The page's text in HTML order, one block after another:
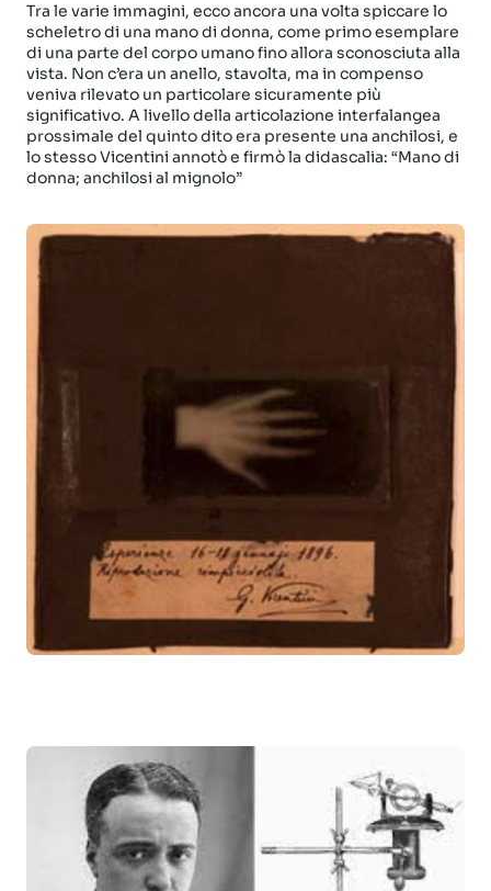
Tra le varie immagini, ecco ancora una volta spiccare lo
scheletro di una mano di donna, come primo esemplare
di una parte del corpo umano fino allora sconosciuta alla
vista. Non c’era un anello, stavolta, ma in compenso
veniva rilevato un particolare sicuramente più
significativo. A livello della articolazione interfalangea
prossimale del quinto dito era presente una anchilosi, e
lo stesso Vicentini annotò e firmò la didascalia: “Mano di
donna; anchilosi al mignolo”